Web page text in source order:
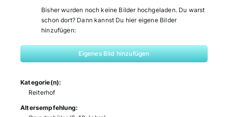
Bisher wurden noch keine Bilder hochgeladen. Du warst
schon dort? Dann kannst Du hier eigene Bilder
hinzufügen:
Eigenes Bild hinzufügen
Kategorie(n):
Reiterhof
Altersempfehlung: